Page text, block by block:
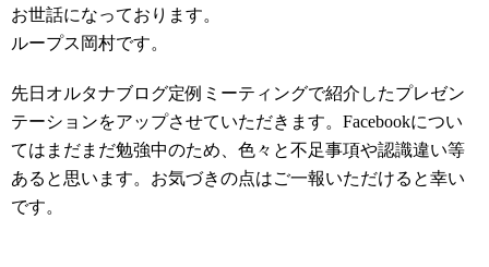
お世話になっております。
ループス岡村です。
先日オルタナブログ定例ミーティングで紹介したプレゼン
テーションをアップさせていただきます。Facebookについ
てはまだまだ勉強中のため、色々と不足事項や認識違い等
あると思います。お気づきの点はご一報いただけると幸い
です。